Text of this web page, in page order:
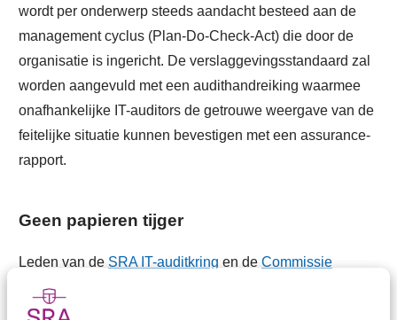
wordt per onderwerp steeds aandacht besteed aan de
management cyclus (Plan-Do-Check-Act) die door de
organisatie is ingericht. De verslaggevingsstandaard zal
worden aangevuld met een audithandreiking waarmee
onafhankelijke IT-auditors de getrouwe weergave van de
feitelijke situatie kunnen bevestigen met een assurance-
rapport.
Geen papieren tijger
Leden van de SRA IT-auditkring en de Commissie
Kwaliteit Vaktechniek
perspectief gereageerd op de NOREA